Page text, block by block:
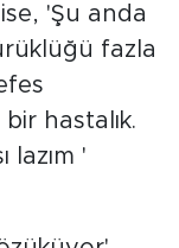
'Şu anda
fazla
hastalık.
lazım '